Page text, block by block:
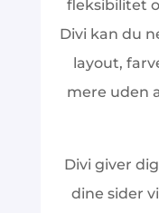
fleksibilitet
Divi kan du
layout,
mere uden
Divi giver
dine sider